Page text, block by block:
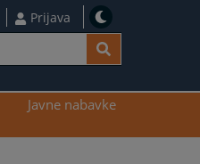
Prijava
Javne nabavke